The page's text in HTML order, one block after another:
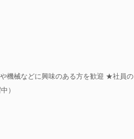
機械などに興味のある方を歓迎 ★社員の
）